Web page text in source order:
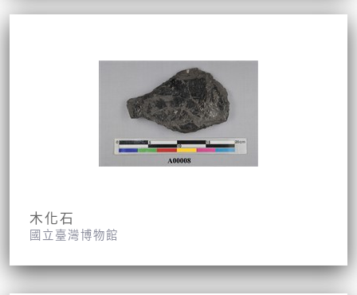
木化石
國立臺灣博物館